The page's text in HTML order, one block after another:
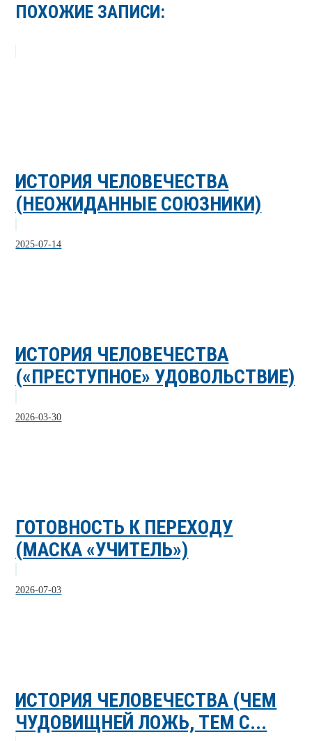
ПОХОЖИЕ ЗАПИСИ:
ИСТОРИЯ ЧЕЛОВЕЧЕСТВА
(НЕОЖИДАННЫЕ СОЮЗНИКИ)
2025-07-14
ИСТОРИЯ ЧЕЛОВЕЧЕСТВА
(«ПРЕСТУПНОЕ» УДОВОЛЬСТВИЕ)
2026-03-30
ГОТОВНОСТЬ К ПЕРЕХОДУ
(МАСКА «УЧИТЕЛЬ»)
2026-07-03
ИСТОРИЯ ЧЕЛОВЕЧЕСТВА (ЧЕМ
ЧУДОВИЩНЕЙ ЛОЖЬ, ТЕМ С...